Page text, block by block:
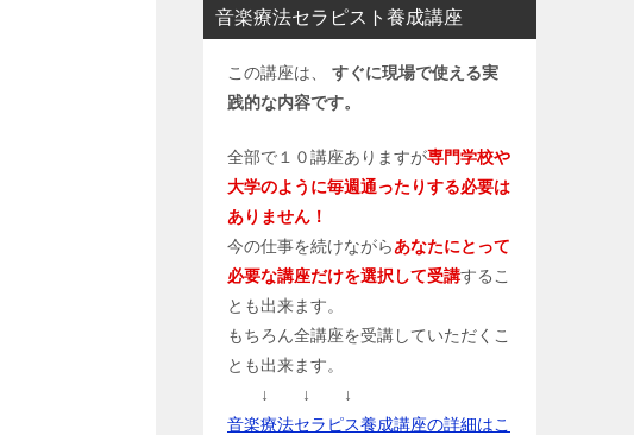
音楽療法セラピスト養成講座
この講座は、 すぐに現場で使える実
践的な内容です。
全部で１０講座ありますが専門学校や
大学のように毎週通ったりする必要は
ありません！
今の仕事を続けながらあなたにとって
必要な講座だけを選択して受講するこ
とも出来ます。
もちろん全講座を受講していただくこ
とも出来ます。
↓ ↓ ↓
音楽療法セラピス養成講座の詳細はこ